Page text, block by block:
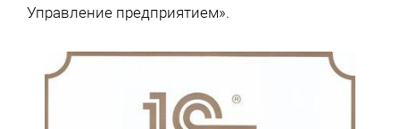
Управление предприятием».